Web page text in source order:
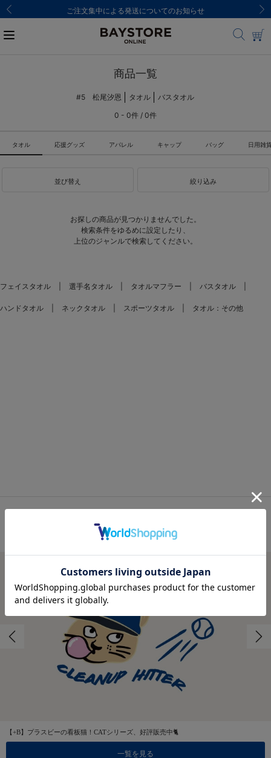
ご注文集中による発送についてのお知らせ
商品一覧
#5 松尾汐恩 タオル
バスタオル
0 - 0件 / 0件
タオル 応援グッズ アパレル キャップ バッグ 日用雑
並び替え 絞り込み
お探しの商品が見つかりませんでした。
検索条件をゆるめに設定したり、
上位のジャンルで検索してください。
フェイスタオル 選手名タオル タオルマフラー バスタオル
ハンドタオル ネックタオル スポーツタオル タオル：その他
FEATURES
特集
【+B】プラスビーの看板猫！CATシリーズ、好評販売中🐈
一覧を見る